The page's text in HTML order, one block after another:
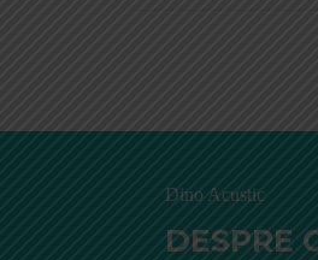
Dino Acustic
DESPRE